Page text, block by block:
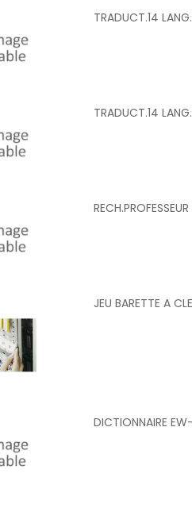
TRADUCT.14
TRADUCT.14
JEU BARETTE A
DICTIONNAIRE